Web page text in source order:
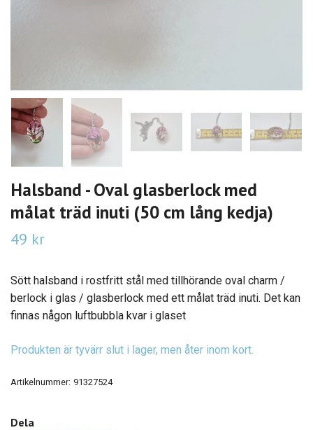
Halsband - Oval glasberlock med
målat träd inuti (50 cm lång kedja)
49 kr
Sött halsband i rostfritt stål med tillhörande oval charm /
berlock i glas / glasberlock med ett målat träd inuti. Det kan
finnas någon luftbubbla kvar i glaset
Produkten är tyvärr slut i lager, men åter inom kort.
Artikelnummer: 91327524
Dela